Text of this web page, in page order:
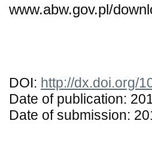
www.abw.gov.pl/
DOI: http://dx.doi.org/
Date of publication:
Date of submission: